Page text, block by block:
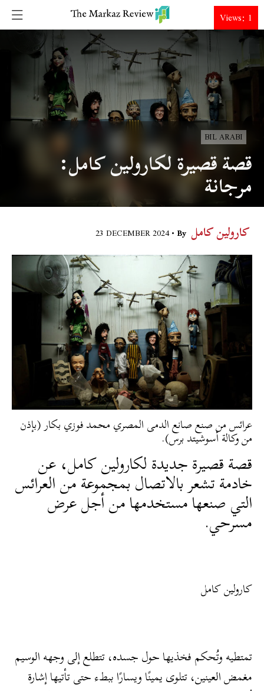
DONATE
BIL ARABI
قصة قصيرة لكارولين كامل:
مرجانة
كارولين كامل 23 DECEMBER 2024
عرائس من صنع صانع الدمى المصري محمد فوزي بكار (بإذن
من وكالة أسوشيتد برس).
قصة قصيرة جديدة لكارولين كامل، عن
خادمة تشعر بالاتصال بمجموعة من العرائس
التي صنعها مستخدمها من أجل عرض
مسرحي.
كارولين كامل
تمتطيه وتُحكم فخذيها حول جسده، تتطلع إلى وجهه الوسيم
مغمض العينين، تتلوى يمينًا ويسارًا ببطء حتى تأتيها إشارة
Views: 1